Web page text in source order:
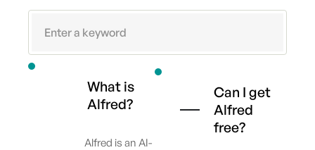
What is
Alfred?
Alfred is an AI-
Can I get
Alfred
free?